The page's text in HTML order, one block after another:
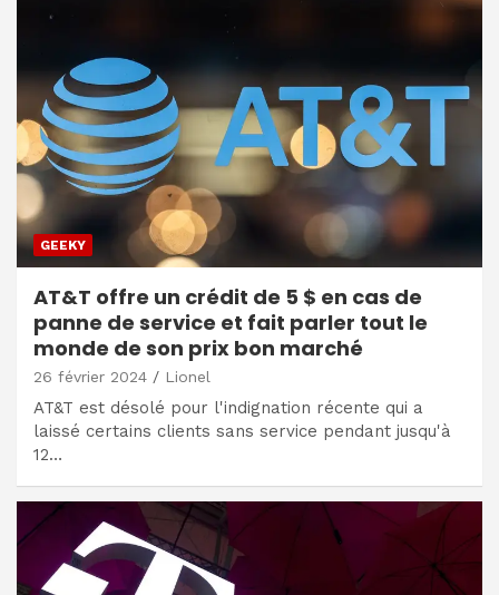
GEEKY
AT&T offre un crédit de 5 $ en cas de
panne de service et fait parler tout le
monde de son prix bon marché
26 février 2024 Lionel
AT&T est désolé pour l'indignation récente qui a
laissé certains clients sans service pendant jusqu'à
12…